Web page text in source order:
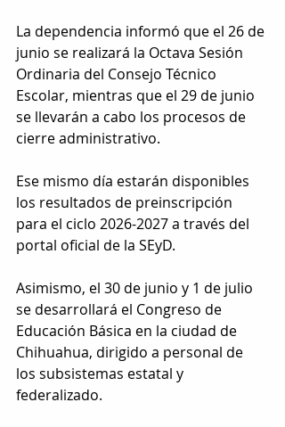
La dependencia informó que el 26 de
junio se realizará la Octava Sesión
Ordinaria del Consejo Técnico
Escolar, mientras que el 29 de junio
se llevarán a cabo los procesos de
cierre administrativo.
Ese mismo día estarán disponibles
los resultados de preinscripción
para el ciclo 2026-2027 a través del
portal oficial de la SEyD.
Asimismo, el 30 de junio y 1 de julio
se desarrollará el Congreso de
Educación Básica en la ciudad de
Chihuahua, dirigido a personal de
los subsistemas estatal y
federalizado.